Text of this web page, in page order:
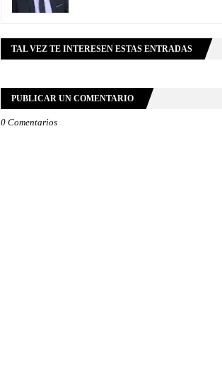
TAL VEZ TE INTERESEN ESTAS ENTRADAS
PUBLICAR UN COMENTARIO
0 Comentarios